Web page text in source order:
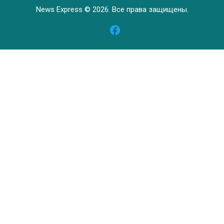
News Express © 2026. Все права защищены.